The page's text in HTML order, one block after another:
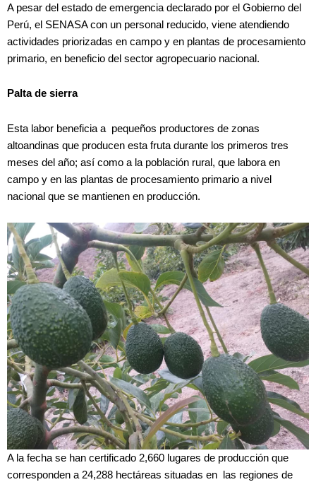
A pesar del estado de emergencia declarado por el Gobierno del
Perú, el SENASA con un personal reducido, viene atendiendo
actividades priorizadas en campo y en plantas de procesamiento
primario, en beneficio del sector agropecuario nacional.
Palta de sierra
Esta labor beneficia a pequeños productores de zonas
altoandinas que producen esta fruta durante los primeros tres
meses del año; así como a la población rural, que labora en
campo y en las plantas de procesamiento primario a nivel
nacional que se mantienen en producción.
A la fecha se han certificado 2,660 lugares de producción que
corresponden a 24,288 hectáreas situadas en las regiones de